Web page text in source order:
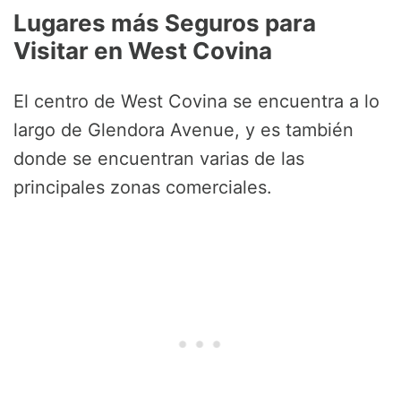
Lugares más Seguros para
Visitar en West Covina
El centro de West Covina se encuentra a lo
largo de Glendora Avenue, y es también
donde se encuentran varias de las
principales zonas comerciales.